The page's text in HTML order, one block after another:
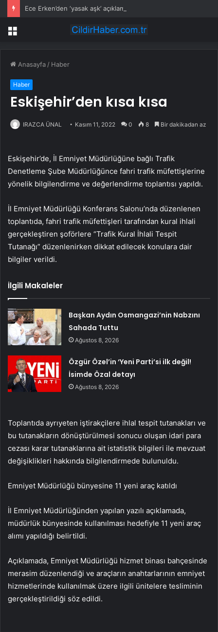
Menü
Anasayfa / Haber
Haber
Eskişehir’den kısa kısa
IRAZCA ÜNAL Kasım 11, 2022 0 8 Bir dakikadan az
Eskişehir’de, İl Emniyet Müdürlüğüne bağlı Trafik
Denetleme Şube Müdürlüğünce fahri trafik müfettişlerine
yönelik bilgilendirme ve değerlendirme toplantısı yapıldı.
İl Emniyet Müdürlüğü Konferans Salonu’nda düzenlenen
toplantıda, fahri trafik müfettişleri tarafından kural ihlali
gerçekleştiren şoförlere “Trafik Kural İhlali Tespit
Tutanağı” düzenlenirken dikkat edilecek konulara dair
bilgiler verildi.
İlgili Makaleler
Başkan Aydın Osmangazi’nin Nabzını
Sahada Tuttu
Ağustos 8, 2026
Özgür Özel’in ‘Yeni Parti’si ilk değil!
İsimde Özal detayı
Ağustos 8, 2026
Toplantıda ayrıyeten iştirakçilere ihlal tespit tutanakları ve
bu tutanakların dönüştürülmesi sonucu oluşan idari para
cezası karar tutanaklarına ait istatistik bilgileri ile mevzuat
değişiklikleri hakkında bilgilendirmede bulunuldu.
Emniyet Müdürlüğü bünyesine 11 yeni araç katıldı
İl Emniyet Müdürlüğünden yapılan yazılı açıklamada,
müdürlük bünyesinde kullanılması hedefiyle 11 yeni araç
alımı yapıldığı belirtildi.
Açıklamada, Emniyet Müdürlüğü hizmet binası bahçesinde
merasim düzenlendiği ve araçların anahtarlarının emniyet
hizmetlerinde kullanılmak üzere ilgili ünitelere tesliminin
gerçekleştirildiği söz edildi.